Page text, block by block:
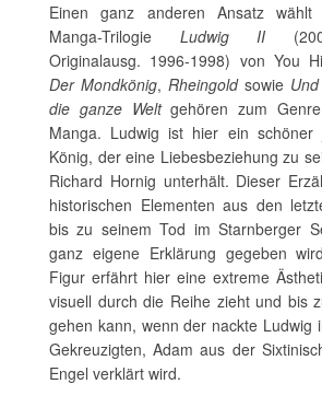
Einen ganz anderen Ansatz wählt
Manga-Trilogie Ludwig II
Originalausg. 1996-1998) von You
Der Mondkönig, Rheingoldsowie
die ganze Weltgehören zum
Manga. Ludwig ist hier ein schöner
König, der eine Liebesbeziehung zu
Richard Hornig unterhält. Dieser
historischen Elementen aus den
bis zu seinem Tod im Starnberger
ganz eigene Erklärung gegeben
Figur erfährt hier eine extreme
visuell durch die Reihe zieht und bis
gehen kann, wenn der nackte Ludwig
Gekreuzigten, Adam aus der
Engel verklärt wird.